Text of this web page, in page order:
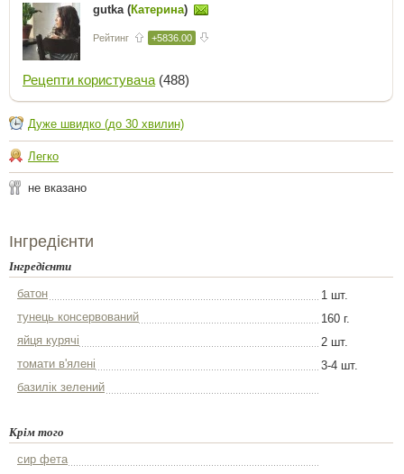
gutka (Катерина)
Рейтинг +5836.00
Рецепти користувача (488)
Дуже швидко (до 30 хвилин)
Легко
не вказано
Інгредієнти
Інгредієнти
батон
1 шт.
тунець консервований
160 г.
яйця курячі
2 шт.
томати в'ялені
3-4 шт.
базилік зелений
Крім того
сир фета